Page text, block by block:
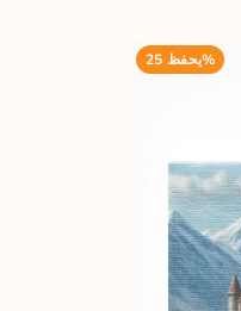
يحفظ 25%